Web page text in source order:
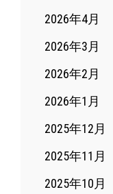
2026年4月
2026年3月
2026年2月
2026年1月
2025年12月
2025年11月
2025年10月